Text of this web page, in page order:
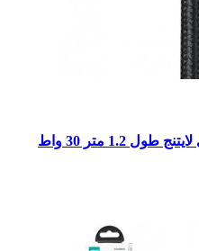
كابل شحن جوى روم تايب سى الى لايتنج طول 1.2 متر 30 واط